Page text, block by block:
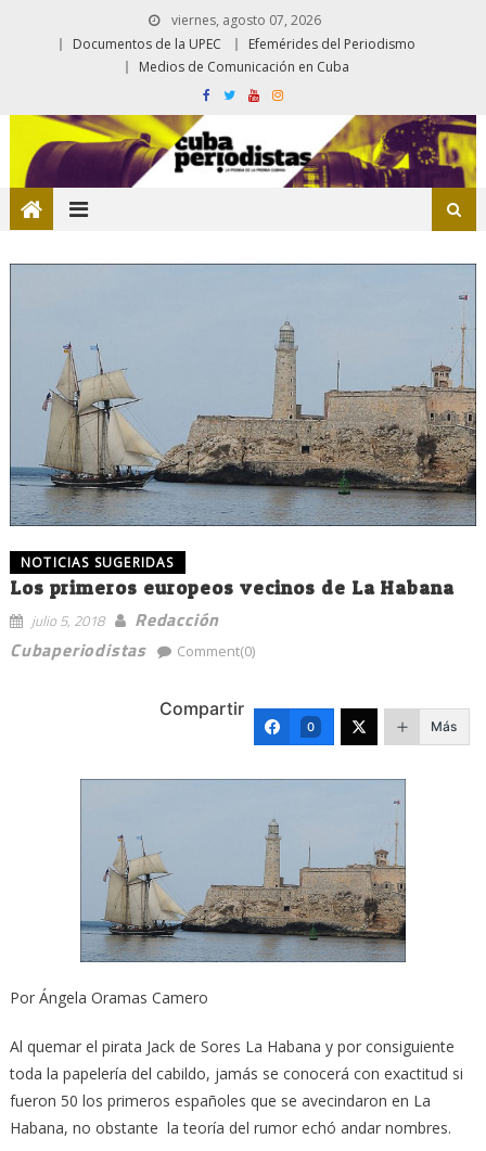
viernes, agosto 07, 2026
Documentos de la UPEC
Efemérides del Periodismo
Medios de Comunicación en Cuba
NOTICIAS SUGERIDAS
Los primeros europeos vecinos de La Habana
julio 5, 2018
Redacción
Cubaperiodistas
Comment(0)
Compartir
0 Más
Por Ángela Oramas Camero
Al quemar el pirata Jack de Sores La Habana y por consiguiente
toda la papelería del cabildo, jamás se conocerá con exactitud si
fueron 50 los primeros españoles que se avecindaron en La
Habana, no obstante la teoría del rumor echó andar nombres.